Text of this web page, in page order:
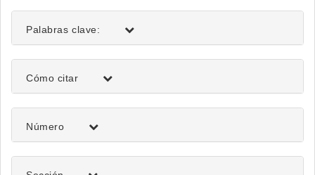
Palabras clave:
Detalles
del
artículo
Cómo citar
Número